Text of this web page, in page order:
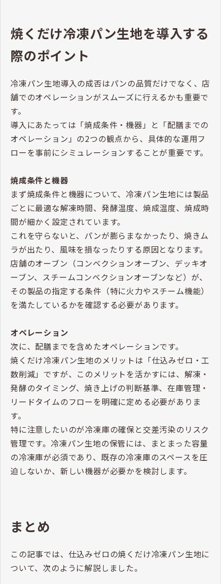
焼くだけ冷凍パン生地を導入する
際のポイント
冷凍パン生地導入の成否はパンの品質だけでなく、店
舗でのオペレーションがスムーズに行えるかも重要で
す。
導入にあたっては「焼成条件・機器」と「配膳までの
オペレーション」の2つの観点から、具体的な運用フ
ローを事前にシミュレーションすることが重要です。
焼成条件と機器
まず焼成条件と機器について、冷凍パン生地には製品
ごとに最適な解凍時間、発酵温度、焼成温度、焼成時
間が細かく設定されています。
これを守らないと、パンが膨らまなかったり、焼きム
ラが出たり、風味を損なったりする原因となります。
店舗のオーブン（コンベクションオーブン、デッキオ
ーブン、スチームコンベクションオーブンなど）が、
その製品の指定する条件（特に火力やスチーム機能）
を満たしているかを確認する必要があります。
オペレーション
次に、配膳までを含めたオペレーションです。
焼くだけ冷凍パン生地のメリットは「仕込みゼロ・工
数削減」ですが、このメリットを活かすには、解凍・
発酵のタイミング、焼き上げの判断基準、在庫管理・
リードタイムのフローを明確に定める必要がありま
す。
特に注意したいのが冷凍庫の確保と交差汚染のリスク
管理です。冷凍パン生地の保管には、まとまった容量
の冷凍庫が必須であり、既存の冷凍庫のスペースを圧
迫しないか、新しい機器が必要かを検討します。
まとめ
この記事では、仕込みゼロの焼くだけ冷凍パン生地に
ついて、次のように解説しました。